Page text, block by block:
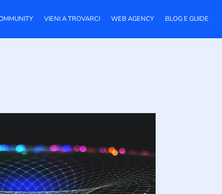
VIENI A TROVARCI WEB AGENCY BLOG E GUIDE